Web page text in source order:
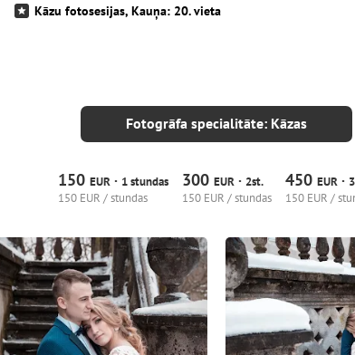
Kāzu fotosesijas, Kauņa: 20. vieta
Fotogrāfa specialitāte: Kāzas
150 EUR · 1 stundas
150 EUR / stundas
300 EUR · 2st.
150 EUR / stundas
450 EUR ·
150 EUR /